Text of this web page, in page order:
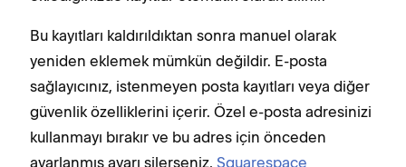
Bu kayıtları kaldırıldıktan sonra manuel olarak
yeniden eklemek mümkün değildir. E-posta
sağlayıcınız, istenmeyen posta kayıtları veya diğer
güvenlik özelliklerini içerir. Özel e-posta adresinizi
kullanmayı bırakır ve bu adres için önceden
ayarlanmış ayarı silerseniz, Squarespace